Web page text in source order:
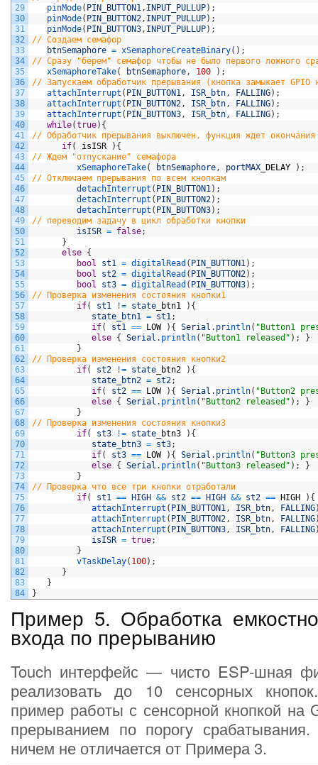
29
30
31
32
33
34
35
36
37
38
39
40
41
42
43
44
45
46
47
48
49
50
51
52
53
54
55
56
57
58
59
60
61
62
63
64
65
66
67
68
69
70
71
72
73
74
75
76
77
78
79
80
81
82
83
84
pinMode( PIN_BUTTON1, INPUT_PULLUP) ;
pinMode( PIN_BUTTON2, INPUT_PULLUP) ;
pinMode( PIN_BUTTON3, INPUT_PULLUP) ;
// Создаем семафор
btnSemaphore = xSemaphoreCreateBinary( ) ;
// Сразу "берем" семафор чтобы не было первого ложного
xSemaphoreTake( btnSemaphore, 100 ) ;
// Запускаем обработчик прерывания (кнопка замыкает
attachInterrupt ( PIN_BUTTON1, ISR_btn, FALLING) ;
attachInterrupt ( PIN_BUTTON2, ISR_btn, FALLING) ;
attachInterrupt ( PIN_BUTTON3, ISR_btn, FALLING) ;
while(true) {
// Обработчик прерывания выключен, функция ждет
if( isISR ) {
// Ждем "отпускание" семафора
xSemaphoreTake( btnSemaphore, portMAX DELAY ) ;
// Отключаем прерывания по всем кнопкам
detachInterrupt ( PIN_BUTTON1) ;
detachInterrupt ( PIN_BUTTON2) ;
detachInterrupt ( PIN_BUTTON3) ;
// переводим задачу в цикл обработки кнопки
isISR = false;
}
else {
bool
st1 = digitalRead ( PIN_BUTTON1) ;
bool
st2 = digitalRead ( PIN_BUTTON2) ;
bool
st3 = digitalRead ( PIN_BUTTON3) ;
// Проверка изменения состояния кнопки1
if( st1 != state btn1 ) {
state_btn1 = st1;
if( st1 == LOW ) { Serial . println( "Button1
else { Serial . println( "Button1 released" ) ;
}
}
// Проверка изменения состояния кнопки2
if( st2 != state btn2 ) {
state_btn2 = st2;
if( st2 == LOW ) { Serial . println( "Button2
else { Serial . println( "Button2 released" ) ;
}
}
// Проверка изменения состояния кнопки3
if( st3 != state btn3 ) {
state_btn3 = st3;
if( st3 == LOW ) { Serial . println( "Button3
else { Serial . println( "Button3 released" ) ;
}
}
// Проверка что все три кнопки отработали
if( st1 == HIGH && st2 == HIGH && st2 == HIGH ) {
attachInterrupt ( PIN_BUTTON1, ISR_btn, FALLING
attachInterrupt ( PIN_BUTTON2, ISR_btn, FALLING
attachInterrupt ( PIN_BUTTON3, ISR_btn, FALLING
isISR = true;
}
vTaskDelay( 100) ;
}
}
}
Пример 5. Обработка
входа по прерыванию
Touch интерфейс — чисто ESP-шная
реализовать до 10 сенсорных
пример работы с сенсорной кнопкой на
прерыванием по порогу
ничем не отличается от Примера 3.